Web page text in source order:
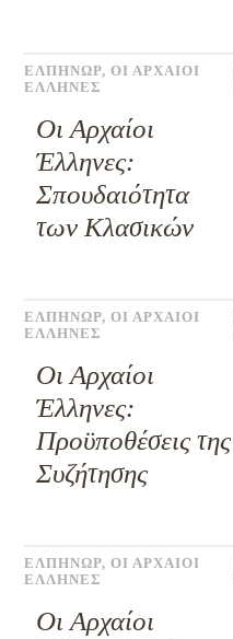
ΕΛΠΗΝΩΡ,ΟΙ ΑΡΧΑΙΟΙ
ΕΛΛΗΝΕΣ
Οι Αρχαίοι
Έλληνες:
Σπουδαιότητα
των Κλασικών
ΕΛΠΗΝΩΡ,ΟΙ ΑΡΧΑΙΟΙ
ΕΛΛΗΝΕΣ
Οι Αρχαίοι
Έλληνες:
Προϋποθέσεις της
Συζήτησης
ΕΛΠΗΝΩΡ,ΟΙ ΑΡΧΑΙΟΙ
ΕΛΛΗΝΕΣ
Οι Αρχαίοι